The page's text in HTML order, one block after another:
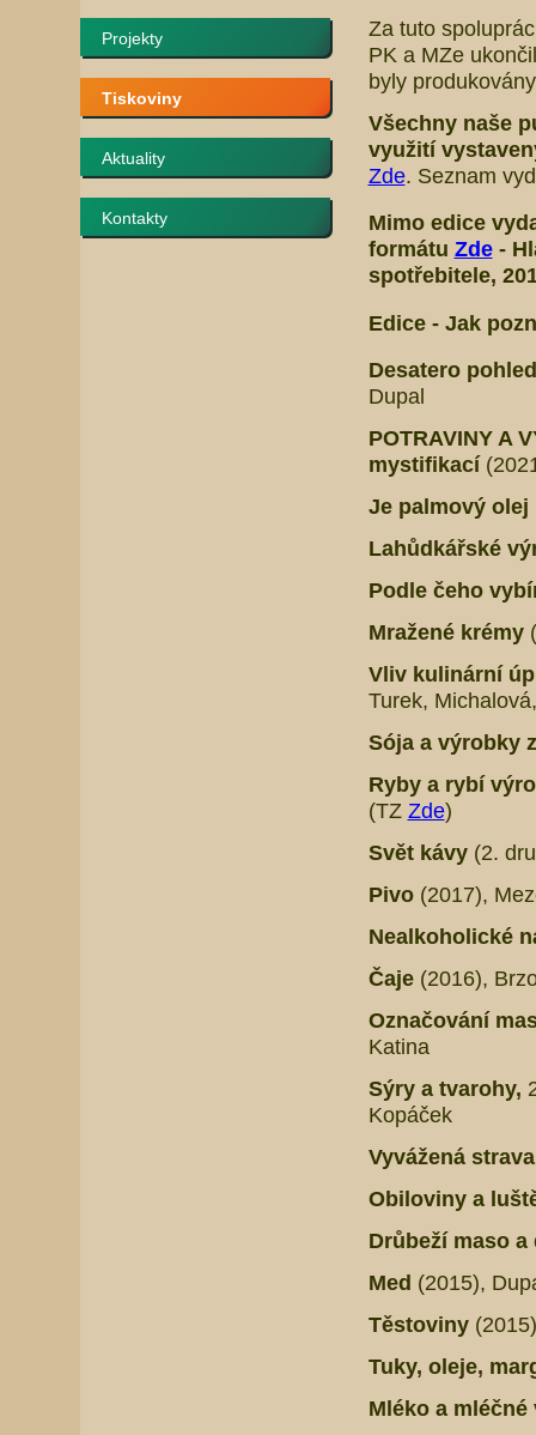
Projekty
Tiskoviny
Aktuality
Kontakty
Za tuto
PK a MZe
byly
Všechny naše
využití
Zde. Seznam
Mimo edice
formátu Zde-
spotřebitele,
Edice - Jak
Desatero
Dupal
POTRAVINY A
mystifikací
Je palmový
Lahůdkářské
Podle čeho
Mražené krémy
Vliv kulinární
Turek,
Sója a výrobky
Ryby a rybí
(TZ Zde)
Svět kávy(2.
Pivo (2017),
Nealkoholické
Čaje(2016),
Označování
Katina
Sýry a tvarohy,
Kopáček
Vyvážená
Obiloviny a
Drůbeží maso
Med (2015),
Těstoviny
Tuky, oleje,
Mléko a